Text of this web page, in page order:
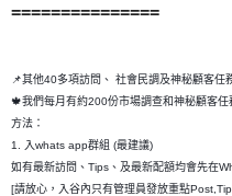
===============
📌其他40多項訪問、 社會民調及神秘顧客任
🍁我們每月有約200份市場調查和神秘顧客
方法：
1. 入whats app群組 (最建議)
如有最新訪問、Tips、及最新配額均會先在
[請放心，入谷內只有管理員發放重點